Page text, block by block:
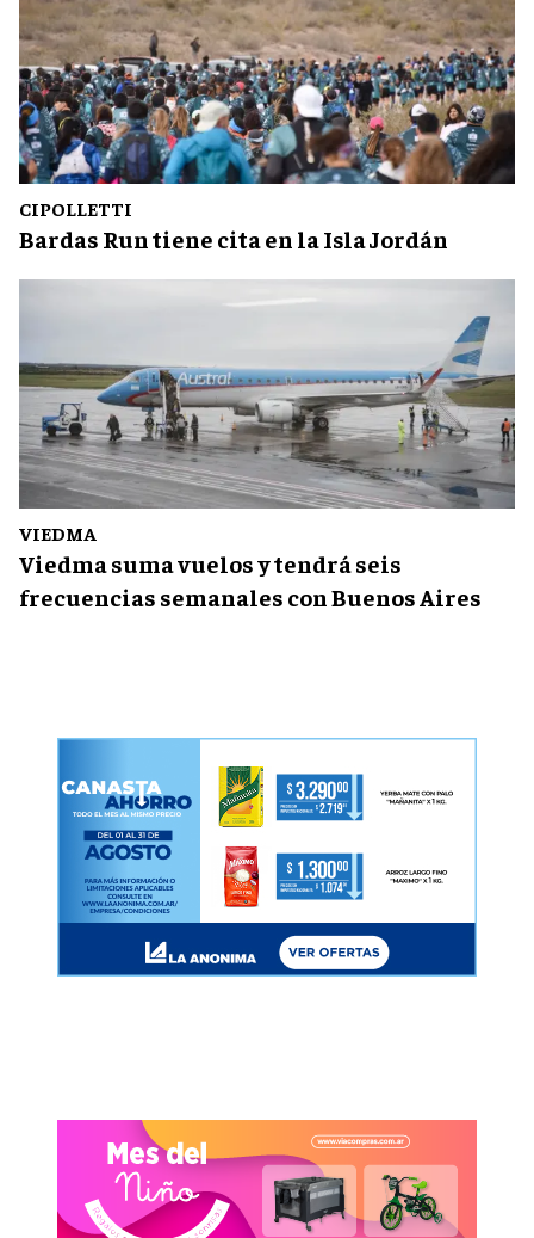
CIPOLLETTI
Bardas Run tiene cita en la Isla Jordán
VIEDMA
Viedma suma vuelos y tendrá seis
frecuencias semanales con Buenos Aires